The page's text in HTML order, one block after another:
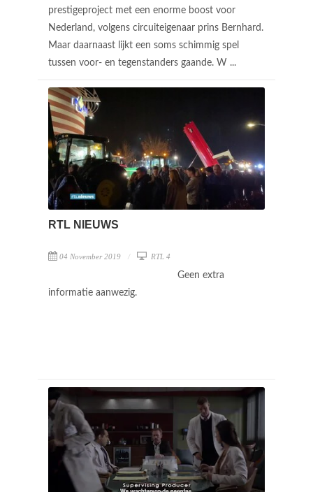
prestigeproject met een enorme boost voor
Nederland, volgens circuiteigenaar prins Bernhard.
Maar daarnaast lijkt een soms schimmig spel
tussen voor- en tegenstanders gaande. W ...
RTL NIEUWS
04 November 2019 RTL 4
Geen extra
informatie aanwezig.